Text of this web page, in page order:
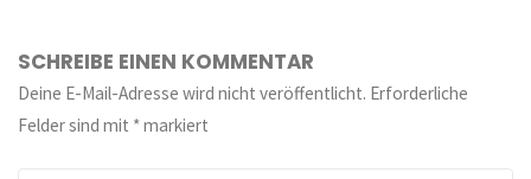
SCHREIBE EINEN KOMMENTAR
Deine E-Mail-Adresse wird nicht veröffentlicht. Erforderliche
Felder sind mit *markiert